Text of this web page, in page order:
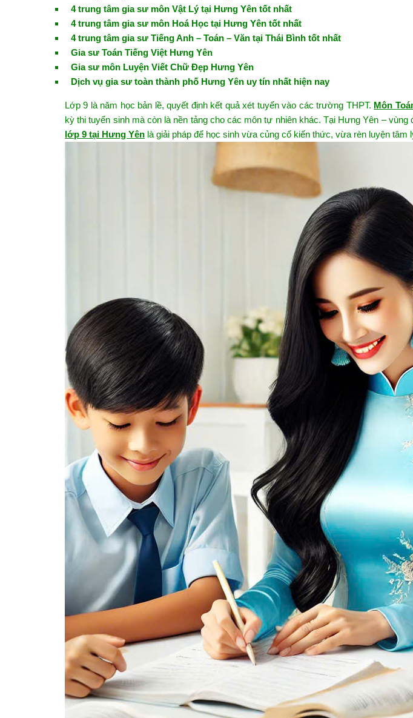
4 trung tâm gia sư môn Vật Lý tại Hưng Yên tốt nhất
4 trung tâm gia sư môn Hoá Học tại Hưng Yên tốt nhất
4 trung tâm gia sư Tiếng Anh – Toán – Văn tại Thái Bình tốt nhất
Gia sư Toán Tiếng Việt Hưng Yên
Gia sư môn Luyện Viết Chữ Đẹp Hưng Yên
Dịch vụ gia sư toàn thành phố Hưng Yên uy tín nhất hiện nay
Lớp 9 là năm học bản lề, quyết định kết quả xét tuyển vào các trường THPT. Môn
kỳ thi tuyển sinh mà còn là nền tảng cho các môn tự nhiên khác. Tại Hưng Yên – vùng
lớp 9 tại Hưng Yên là giải pháp để học sinh vừa củng cố kiến thức, vừa rèn luyện